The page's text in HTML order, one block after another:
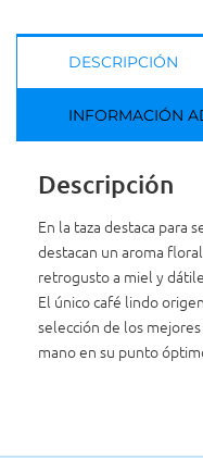
DESCRIPCIÓN
INFORMACIÓN
Descripción
En la taza destaca para
destacan un aroma
retrogusto a miel y
El único café lindo
selección de los
mano en su punto